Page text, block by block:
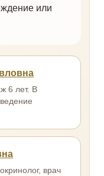
или
6 лет. В
врач